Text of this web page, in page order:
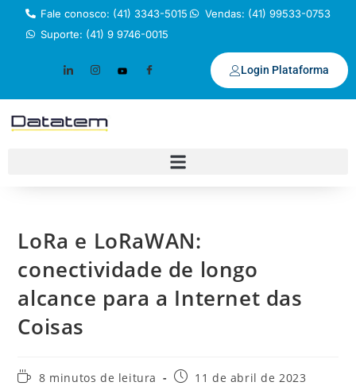
Fale conosco: (41) 3343-5015
Vendas: (41) 99533-0753
Suporte: (41) 9 9746-0015
Login Plataforma
LoRa e LoRaWAN:
conectividade de longo
alcance para a Internet das
Coisas
8 minutos de leitura 11 de abril de 2023